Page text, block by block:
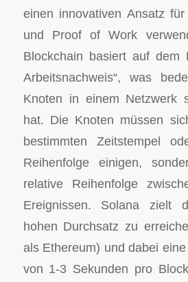
einen innovativen Ansatz
und Proof of Work
Blockchain basiert auf dem
Arbeitsnachweis“, was
Knoten in einem Netzwerk
hat. Die Knoten müssen
bestimmten Zeitstempel
Reihenfolge einigen,
relative Reihenfolge
Ereignissen. Solana zielt
hohen Durchsatz zu
als Ethereum) und dabei
von 1-3 Sekunden pro